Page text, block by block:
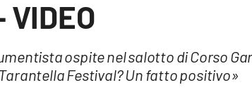
ospite nel salotto di Corso
Festival? Un fatto positivo»